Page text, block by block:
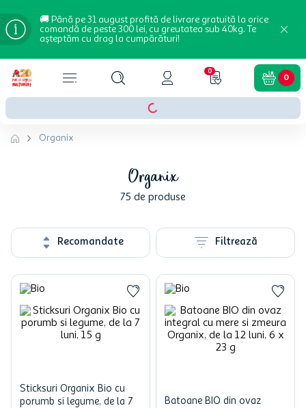
🚚 Până pe 31 august profită de livrare gratuită la orice
comandă de peste 300 lei, cu greutatea sub 40kg. Te
așteptăm cu drag la cumpărături!
0
0
Organix
Organix
75 de produse
Recomandate Filtrează
Sticksuri Organix Bio cu
porumb si legume, de la 7
Batoane BIO din ovaz